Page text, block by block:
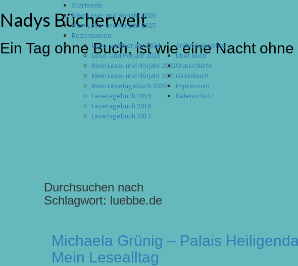
Skip
to
Startseite
Mein Lese- und Hörjahr 2026
Mein Lese- und Hörjahr 2025
Rezensionen
Archiv Lesejahre
Lese- und Hörjahr 2024
Lese- und Hörjahr 2023
Mein Lese- und Hörjahr 2022
Mein Lese- und Hörjahr 2021
Mein Lesetagebuch 2020
Lesetagebuch 2019
Lesetagebuch 2018
Lesetagebuch 2017
Über mich
Wunschliste
Gästebuch
Impressum
Datenschutz
Nadys Bücherwelt
Ein Tag ohne Buch, ist wie eine Nacht ohne
Durchsuchen nach
Schlagwort: luebbe.de
Michaela
Grünig
–
Michaela Grünig – Palais
Mein Lesealltag